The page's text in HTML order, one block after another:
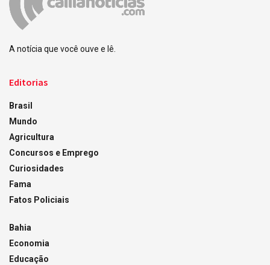
A notícia que você ouve e lê.
Editorias
Brasil
Mundo
Agricultura
Concursos e Emprego
Curiosidades
Fama
Fatos Policiais
Bahia
Economia
Educação